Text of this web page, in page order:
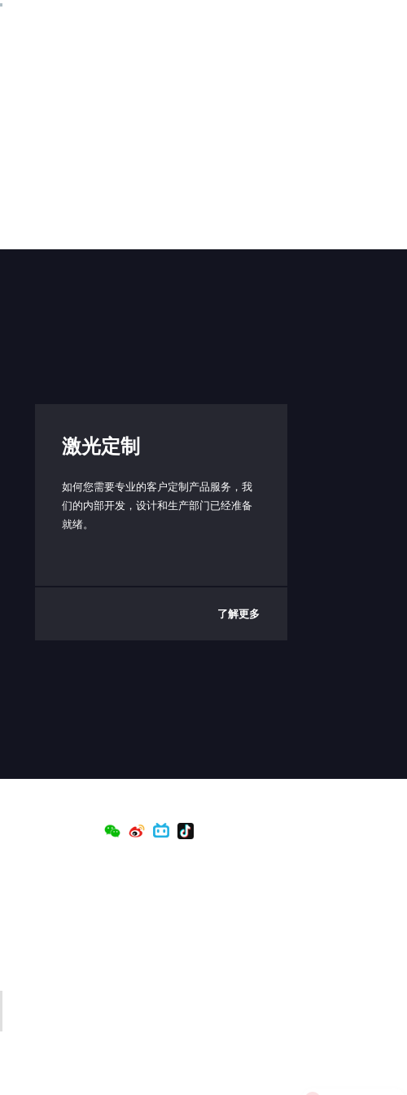
激光定制
如何您需要专业的客户定制产品服务，我
们的内部开发，设计和生产部门已经准备
就绪。
了解更多